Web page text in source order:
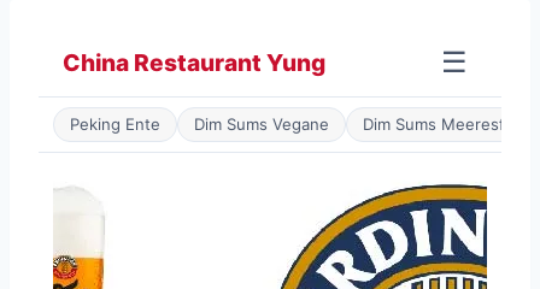
springen
China Restaurant Yung ☰
Peking Ente Dim Sums Vegane Dim Sums